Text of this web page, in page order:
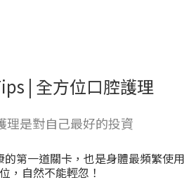
| 全方位口腔護理
理是對自己最好的投資
第一道關卡，也是身體最頻繁使用
，自然不能輕忽！